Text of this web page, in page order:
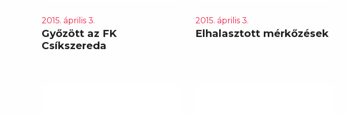
2015. április 3.
Győzött az FK
Csíkszereda
2015. április 3.
Elhalasztott mérkőzések